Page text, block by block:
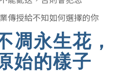
傳授給不知如何選擇的你
凋永生花，
始的樣子